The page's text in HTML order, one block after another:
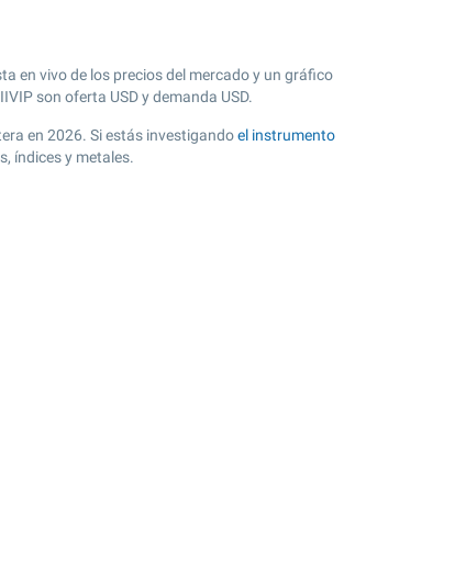
en vivo de los precios del mercado y un gráfico
son oferta USD y demanda USD.
en 2026. Si estás investigandoel instrumento
índices y metales.